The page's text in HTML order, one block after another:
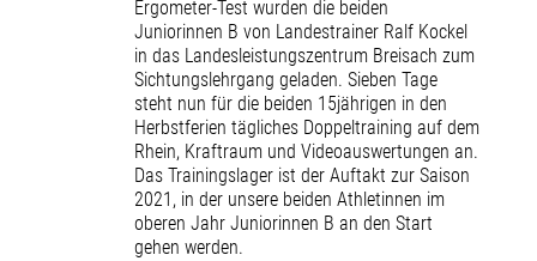
Ergometer-Test wurden die beiden
Juniorinnen B von Landestrainer Ralf Kockel
in das Landesleistungszentrum Breisach zum
Sichtungslehrgang geladen. Sieben Tage
steht nun für die beiden 15jährigen in den
Herbstferien tägliches Doppeltraining auf dem
Rhein, Kraftraum und Videoauswertungen an.
Das Trainingslager ist der Auftakt zur Saison
2021, in der unsere beiden Athletinnen im
oberen Jahr Juniorinnen B an den Start
gehen werden.